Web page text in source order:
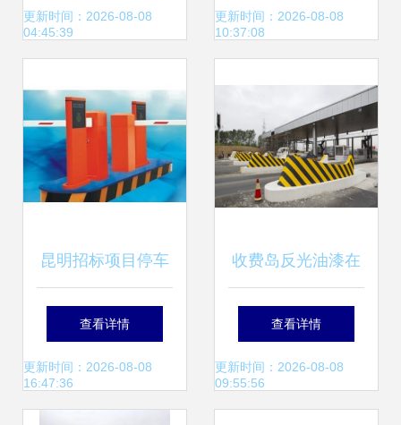
与选择指南
更新时间：2026-08-08
04:45:39
共邀您7月相聚青
更新时间：2026-08-08
10:37:08
昆明招标项目停车
场系统,停车场收费
系统,智能停车场管
查看详情
更新时间：2026-08-08
16:47:36
收费岛反光油漆在
交通收费设备中的
应用与优化策略
查看详情
更新时间：2026-08-08
09:55:56